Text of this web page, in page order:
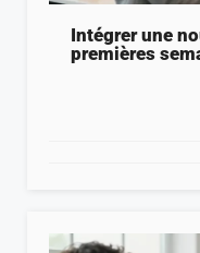
Intégrer une
premières